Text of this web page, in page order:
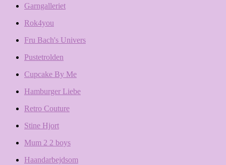
Garngalleriet
Rok4you
Fru Bach's Univers
Pustetrolden
Cupcake By Me
Hamburger Liebe
Retro Couture
Stine Hjort
Mum 2 2 boys
Haandarbejdsom